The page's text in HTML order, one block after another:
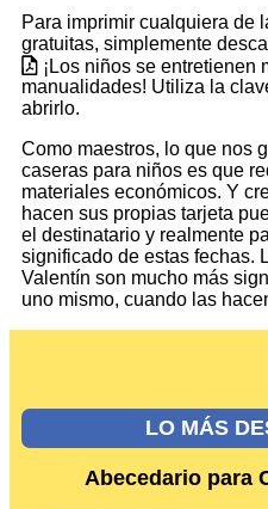
Para imprimir cualquiera de
gratuitas, simplemente
¡Los niños se entretienen
manualidades! Utiliza la
abrirlo.
Como maestros, lo que nos
caseras para niños es que
materiales económicos. Y
hacen sus propias tarjeta
el destinatario y realmente
significado de estas fechas.
Valentín son mucho más
uno mismo, cuando las
LO MÁS
Abecedario para